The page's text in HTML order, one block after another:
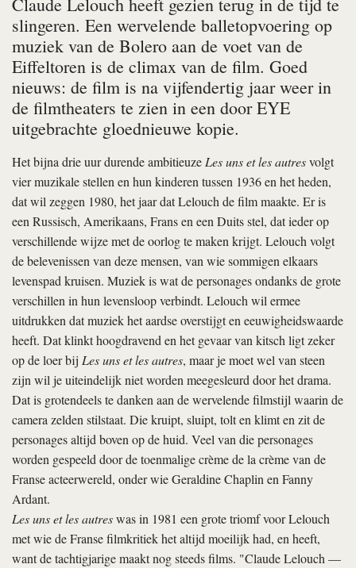
Claude Lelouch heeft gezien terug in de tijd te
slingeren. Een wervelende balletopvoering op
muziek van de Bolero aan de voet van de
Eiffeltoren is de climax van de film. Goed
nieuws: de film is na vijfendertig jaar weer in
de filmtheaters te zien in een door EYE
uitgebrachte gloednieuwe kopie.
Het bijna drie uur durende ambitieuzeLes uns et les autresvolgt
vier muzikale stellen en hun kinderen tussen 1936 en het heden,
dat wil zeggen 1980, het jaar dat Lelouch de film maakte. Er is
een Russisch, Amerikaans, Frans en een Duits stel, dat ieder op
verschillende wijze met de oorlog te maken krijgt. Lelouch volgt
de belevenissen van deze mensen, van wie sommigen elkaars
levenspad kruisen. Muziek is wat de personages ondanks de grote
verschillen in hun levensloop verbindt. Lelouch wil ermee
uitdrukken dat muziek het aardse overstijgt en eeuwigheidswaarde
heeft. Dat klinkt hoogdravend en het gevaar van kitsch ligt zeker
op de loer bij Les uns et les autres, maar je moet wel van steen
zijn wil je uiteindelijk niet worden meegesleurd door het drama.
Dat is grotendeels te danken aan de wervelende filmstijl waarin de
camera zelden stilstaat. Die kruipt, sluipt, tolt en klimt en zit de
personages altijd boven op de huid. Veel van die personages
worden gespeeld door de toenmalige crème de la crème van de
Franse acteerwereld, onder wie Geraldine Chaplin en Fanny
Ardant.
Les uns et les autreswas in 1981 een grote triomf voor Lelouch
met wie de Franse filmkritiek het altijd moeilijk had, en heeft,
want de tachtigjarige maakt nog steeds films. "Claude Lelouch —